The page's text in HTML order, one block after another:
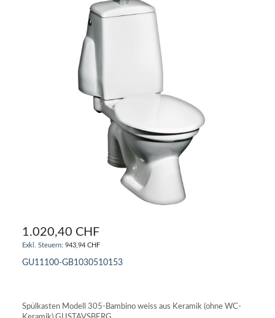
1.020,40 CHF
943,94 CHF
GU11100-GB1030510153
Spülkasten Modell 305-Bambino weiss aus Keramik (ohne WC-